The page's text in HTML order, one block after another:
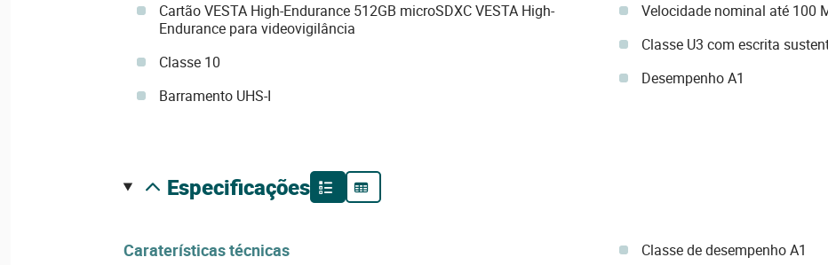
Cartão VESTA High-Endurance 512GB microSDXC VESTA High-
Endurance para videovigilância
Classe 10
Barramento UHS-I
Velocidade nominal até 100
Classe U3 com escrita
Desempenho A1
especificações
Caraterísticas técnicas Classe de desempenho A1